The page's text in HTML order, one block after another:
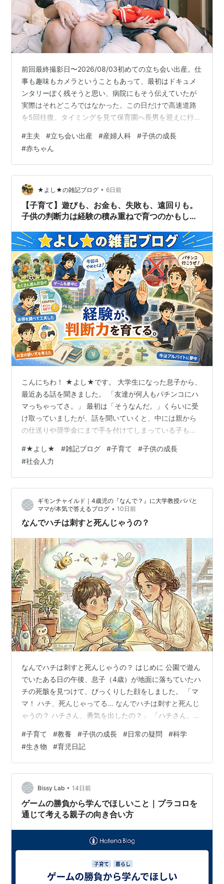
前回最終撮影日〜2026/08/03初めての立ち会い出産。仕
事も趣味もカメラということもあって、最初はドキュメ
ンタリーぽく残そうと思い、病院にもそう伝えていたが
実際はそれどころではなかった。この日だけで高速道路
を5回往復。タイミングを見て保育園へ長男を迎えに行っ
では決して近くない。「もっと近い病院にすればいいの
に」と思う人もいるかもしれない。でも、この病院で産
みたいと願ったのは相方だった。毎日血圧に注意しなが
ら、10か月お腹で育て、命がけで産むのは僕ではない。
だからこそ、その願いだけは叶えてあげたかった。出産
にかかった時間は約4時間。超安産だっ…
#主夫 #立ち会い出産 #産婦人科 #子供の成長
#赤ちゃん
★よし★の雑記ブログ • 6日前
【子育て】遊びも、お金も、失敗も、遠回りも。
子供の判断力は経験の積み重ねで育つのかもしれ
こんにちわ！ ★よし★です。 大学生になった息子から、
最近ある話を聞きました。 「友達が何人もパチンコにハ
マっちゃってさ。」 最初は「そうなんだ。」くらいに受
け取っていましたが、話を聞いていくと、中には親から
の仕送りや奨学金にまで手を付けてしまっている子もい
ている子も少なくないとのことでした。 もちろん、これ
は息子の周りで起きている話です。 大学生全員がそうだ
とは思っていませんし、僕個人としてパチンコをする人
を否定したいわけでもありません。 ただ、大学生になる
と一気に自由が増えるのは事実です。 その「自由」は本
人にとって快適な反面、すべてが「…
#★よし★ #雑記ブログ #子育て #子供の成長
#社会人力
ギモンチャイルド｜4歳児の『なんで？』に大学教授パパと
ママが本気で答えるブログ • 10日前
なんでハチは刺すと死んじゃうの？
なんでハチは刺すと死んじゃうの？ はじめに 公園で遊ん
でいたある日の午後、息子（4歳）が地面に落ちていたハ
チの死骸を見つけて、びっくりした顔をしました。 「マ
マ！ ハチ、死んじゃってる… なんでハチは刺すと死んじ
ゃうの？ ハチさん、勇気を出したの？」 「ハチさん、勇
ゃいました。息子はハチをじーっと見て「痛かったのか
な…」と心配そうにしていました。 （心の声：4歳でハチ
の命の仕組みまで気になるなんて、優しい心だなあ…笑
っちゃったけど、正直私も「なんで刺したら死ぬんだろ
う？」ってちゃんと説明できる自信がなかった。困った
なあ。でもこの質問、子どもの成…
#子育て #教養 #子供の成長 #日常の疑問 #科学
#生き物 #育児日記
Bissy Lab • 14日前
ゲームの勝負から学んでほしいこと｜プラコロを
通じて考える親子の向き合い方